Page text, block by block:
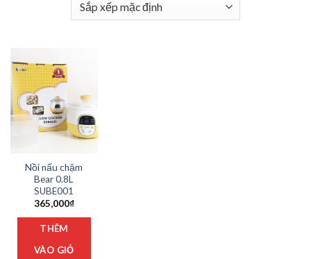
Nồi nấu chậm
Bear 0.8L
SUBE001
365,000₫
THÊM
VÀO GIỎ